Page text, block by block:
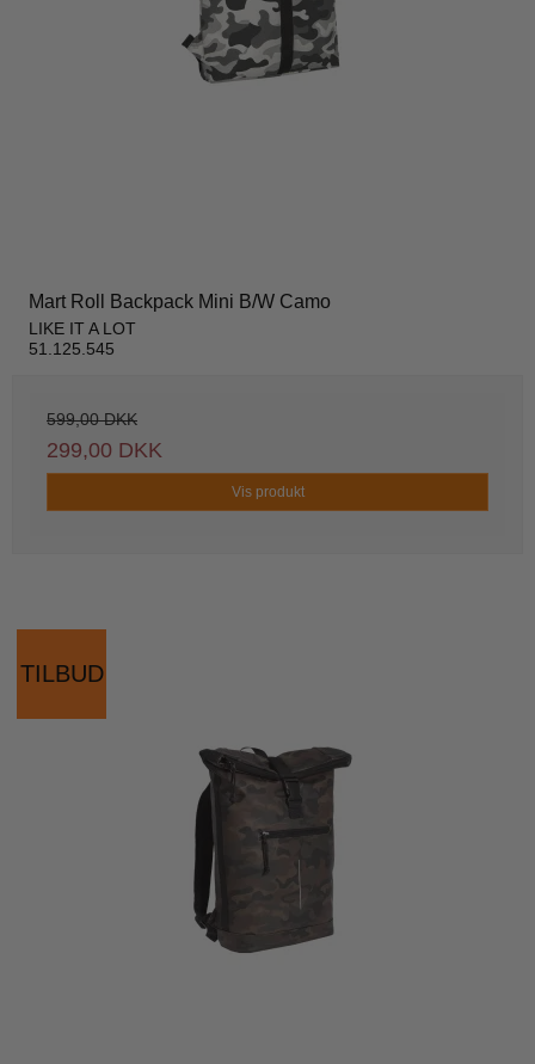
Mart Roll Backpack Mini B/W Camo
LIKE IT A LOT
51.125.545
599,00 DKK
299,00 DKK
Vis produkt
TILBUD